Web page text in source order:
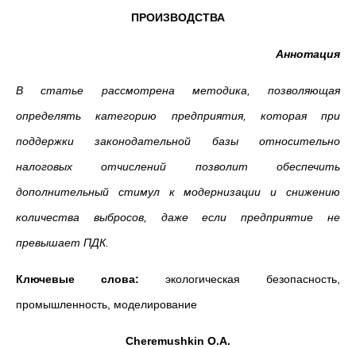
ПРОИЗВОДСТВА
Аннотация
В статье рассмотрена методика, позволяющая
определять категорию предприятия, которая при
поддержки законодательной базы относительно
налоговых отчислений позволит обеспечить
дополнительный стимул к модернизации и снижению
количества выбросов, даже если предприятие не
превышает ПДК.
Ключевые слова: экологическая безопасность,
промышленность, моделирование
Cheremushkin O.A.